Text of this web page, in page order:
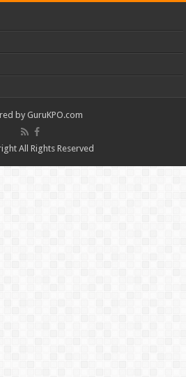
by GuruKPO.com
All Rights Reserved